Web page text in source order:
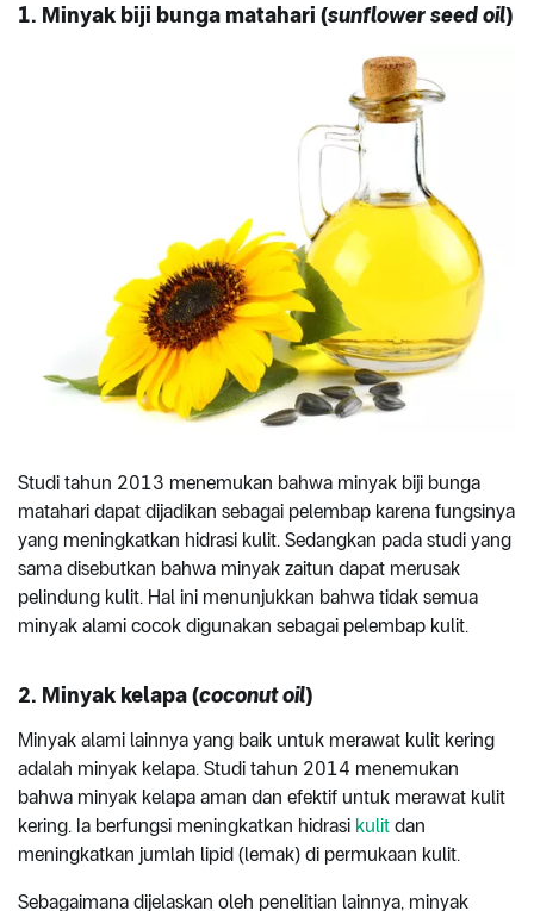
1. Minyak biji bunga matahari (sunflower seed oil)
Studi tahun 2013 menemukan bahwa minyak biji bunga
matahari dapat dijadikan sebagai pelembap karena fungsinya
yang meningkatkan hidrasi kulit. Sedangkan pada studi yang
sama disebutkan bahwa minyak zaitun dapat merusak
pelindung kulit. Hal ini menunjukkan bahwa tidak semua
minyak alami cocok digunakan sebagai pelembap kulit.
2. Minyak kelapa (coconut oil)
Minyak alami lainnya yang baik untuk merawat kulit kering
adalah minyak kelapa. Studi tahun 2014 menemukan
bahwa minyak kelapa aman dan efektif untuk merawat kulit
kering. Ia berfungsi meningkatkan hidrasi kulit dan
meningkatkan jumlah lipid (lemak) di permukaan kulit.
Sebagaimana dijelaskan oleh penelitian lainnya, minyak